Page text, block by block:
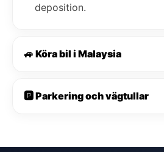
deposition.
🚙 Köra bil i Malaysia
🅿️ Parkering och vägtullar